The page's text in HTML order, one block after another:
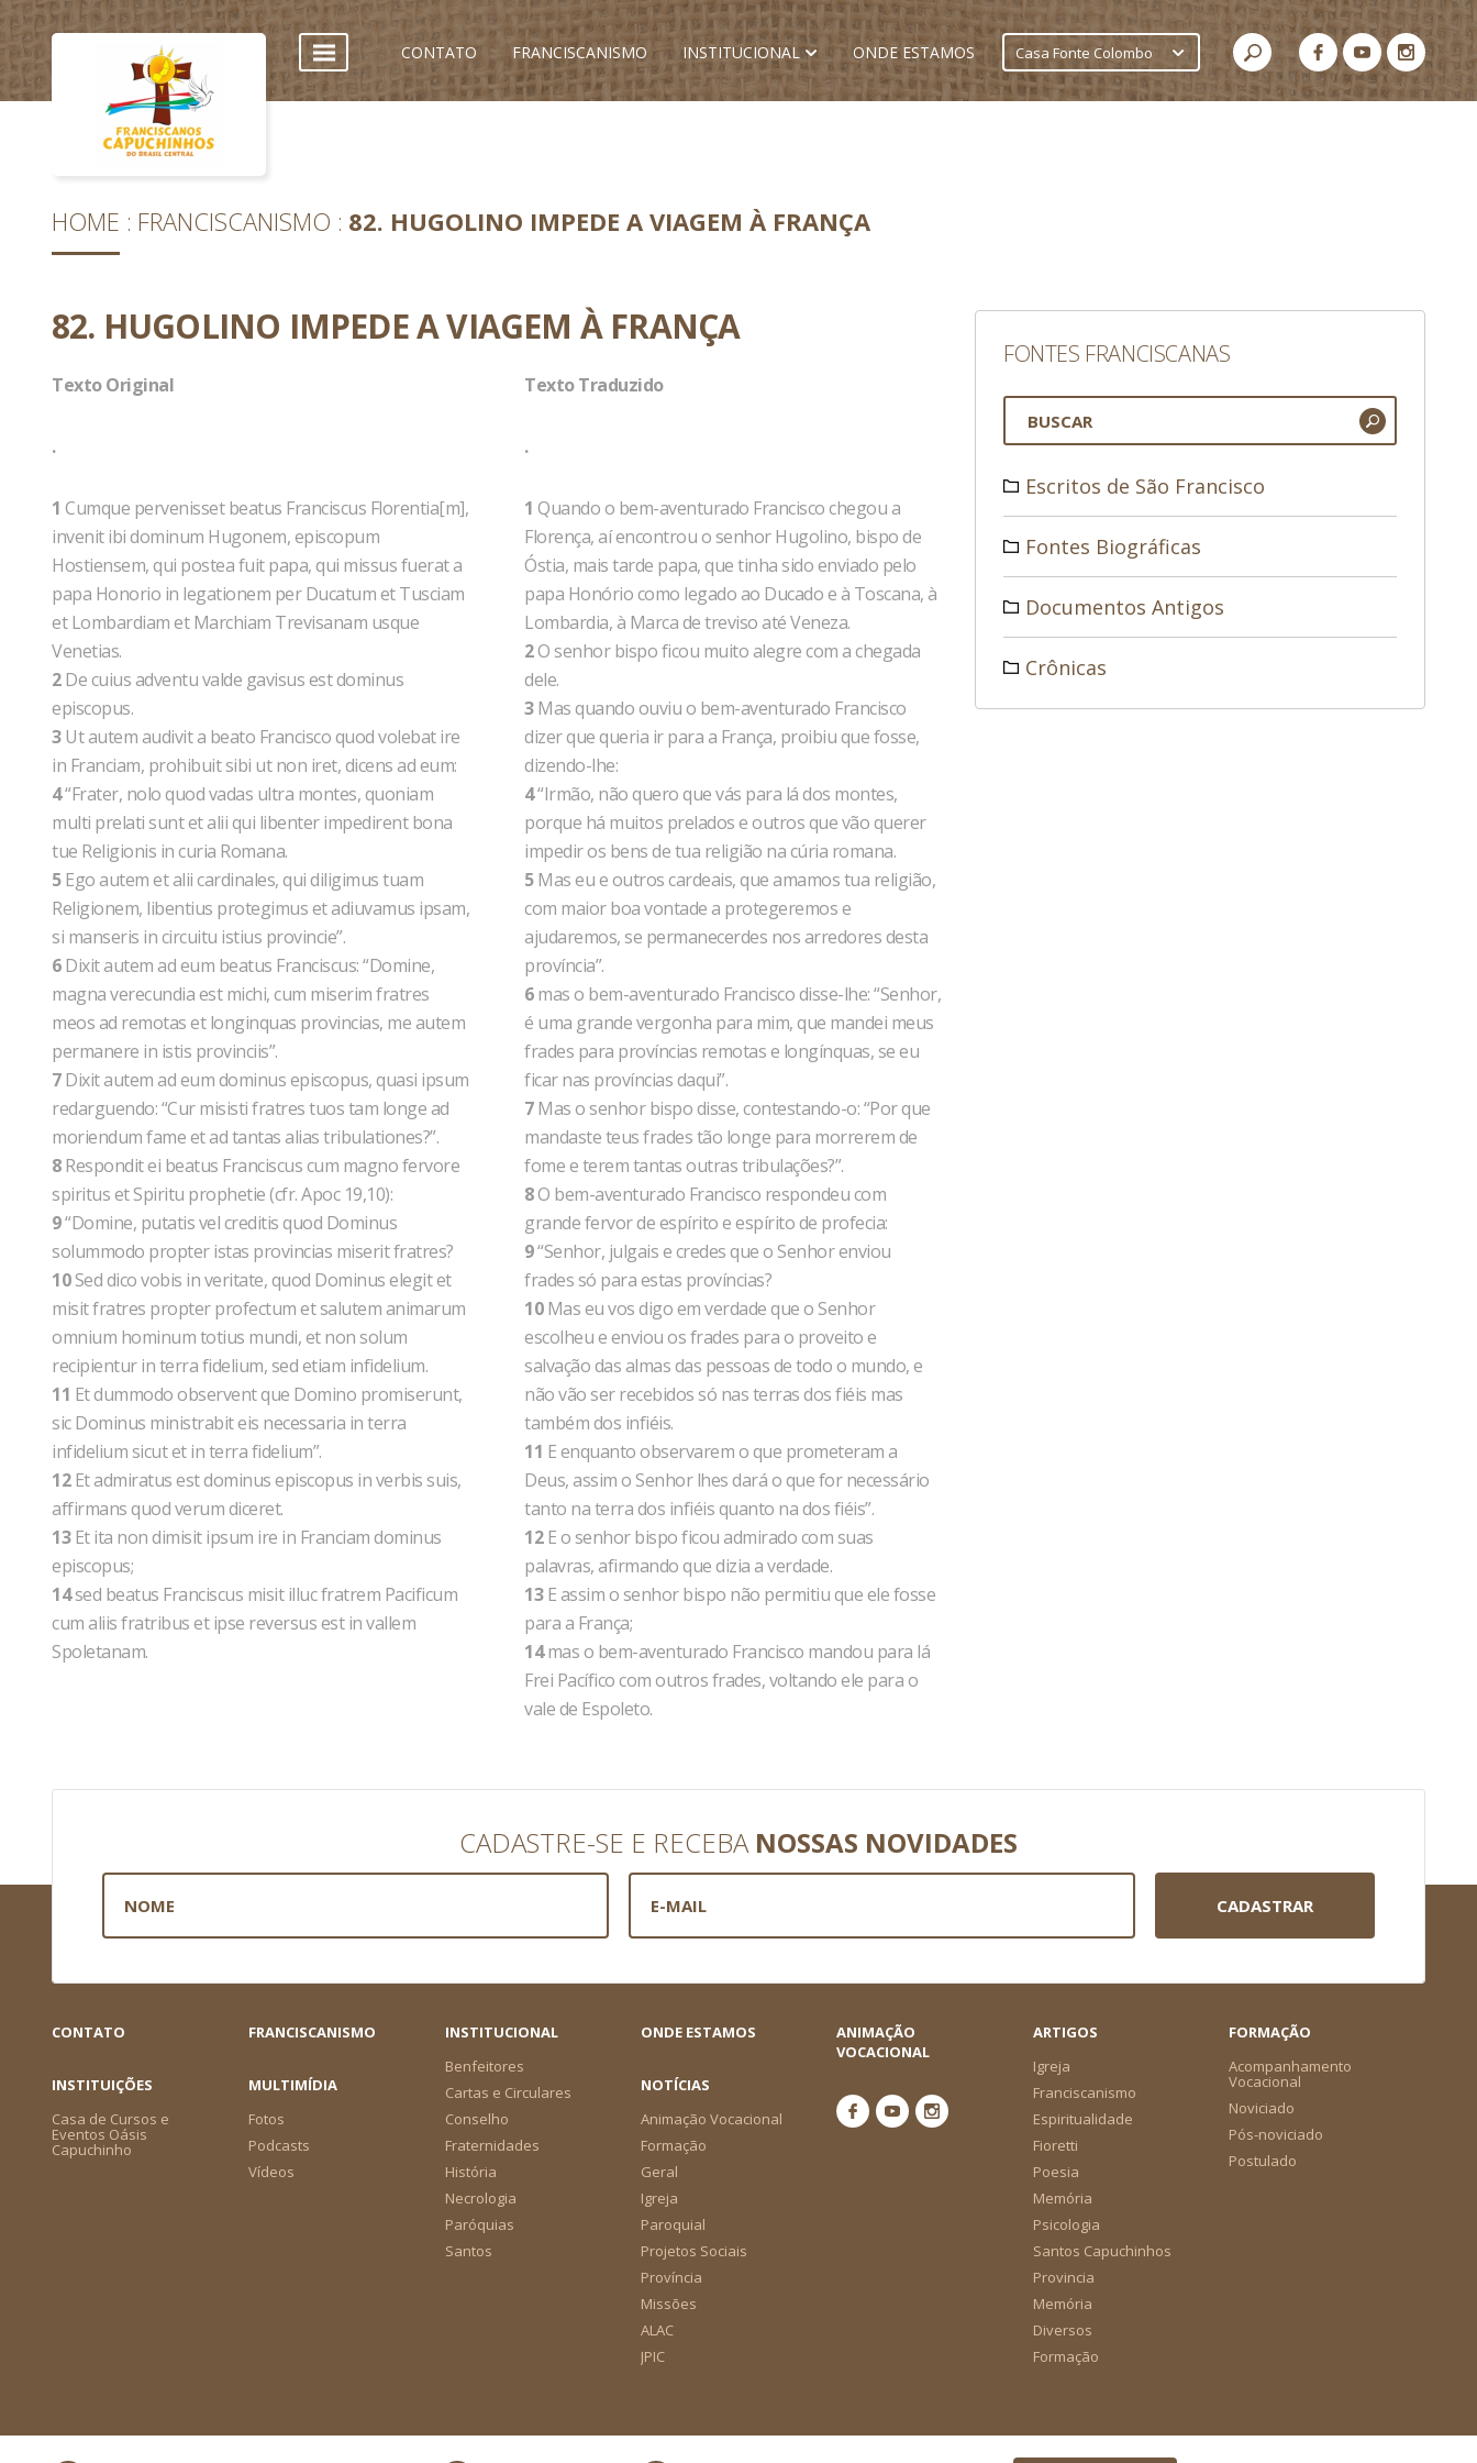
CONTATO FRANCISCANISMO INSTITUCIONAL ONDE ESTAMOS Casa Fonte Colombo
HOME FRANCISCANISMO 82. HUGOLINO IMPEDE A VIAGEM À FRANÇA
82. HUGOLINO IMPEDE A VIAGEM À FRANÇA
Texto Original
.
1 Cumque pervenisset beatus Franciscus Florentia[m],
invenit ibi dominum Hugonem, episcopum
Hostiensem, qui postea fuit papa, qui missus fuerat a
papa Honorio in legationem per Ducatum et Tusciam
et Lombardiam et Marchiam Trevisanam usque
Venetias.
2De cuius adventu valde gavisus est dominus
episcopus.
3Ut autem audivit a beato Francisco quod volebat ire
in Franciam, prohibuit sibi ut non iret, dicens ad eum:
4“Frater, nolo quod vadas ultra montes, quoniam
multi prelati sunt et alii qui libenter impedirent bona
tue Religionis in curia Romana.
5Ego autem et alii cardinales, qui diligimus tuam
Religionem, libentius protegimus et adiuvamus ipsam,
si manseris in circuitu istius provincie”.
6Dixit autem ad eum beatus Franciscus: “Domine,
magna verecundia est michi, cum miserim fratres
meos ad remotas et longinquas provincias, me autem
permanere in istis provinciis”.
7Dixit autem ad eum dominus episcopus, quasi ipsum
redarguendo: “Cur misisti fratres tuos tam longe ad
moriendum fame et ad tantas alias tribulationes?”.
8Respondit ei beatus Franciscus cum magno fervore
spiritus et Spiritu prophetie (cfr. Apoc 19,10):
9“Domine, putatis vel creditis quod Dominus
solummodo propter istas provincias miserit fratres?
10Sed dico vobis in veritate, quod Dominus elegit et
misit fratres propter profectum et salutem animarum
omnium hominum totius mundi, et non solum
recipientur in terra fidelium, sed etiam infidelium.
11 Et dummodo observent que Domino promiserunt,
sic Dominus ministrabit eis necessaria in terra
infidelium sicut et in terra fidelium”.
12Et admiratus est dominus episcopus in verbis suis,
affirmans quod verum diceret.
13Et ita non dimisit ipsum ire in Franciam dominus
episcopus;
14sed beatus Franciscus misit illuc fratrem Pacificum
cum aliis fratribus et ipse reversus est in vallem
Spoletanam.
Texto Traduzido
.
1 Quando o bem-aventurado Francisco chegou a
Florença, aí encontrou o senhor Hugolino, bispo de
Óstia, mais tarde papa, que tinha sido enviado pelo
papa Honório como legado ao Ducado e à Toscana, à
Lombardia, à Marca de treviso até Veneza.
2O senhor bispo ficou muito alegre com a chegada
dele.
3Mas quando ouviu o bem-aventurado Francisco
dizer que queria ir para a França, proibiu que fosse,
dizendo-lhe:
4“Irmão, não quero que vás para lá dos montes,
porque há muitos prelados e outros que vão querer
impedir os bens de tua religião na cúria romana.
5Mas eu e outros cardeais, que amamos tua religião,
com maior boa vontade a protegeremos e
ajudaremos, se permanecerdes nos arredores desta
província”.
6mas o bem-aventurado Francisco disse-lhe: “Senhor,
é uma grande vergonha para mim, que mandei meus
frades para províncias remotas e longínquas, se eu
ficar nas províncias daqui”.
7Mas o senhor bispo disse, contestando-o: “Por que
mandaste teus frades tão longe para morrerem de
fome e terem tantas outras tribulações?”.
8O bem-aventurado Francisco respondeu com
grande fervor de espírito e espírito de profecia:
9“Senhor, julgais e credes que o Senhor enviou
frades só para estas províncias?
10Mas eu vos digo em verdade que o Senhor
escolheu e enviou os frades para o proveito e
salvação das almas das pessoas de todo o mundo, e
não vão ser recebidos só nas terras dos fiéis mas
também dos infiéis.
11 E enquanto observarem o que prometeram a
Deus, assim o Senhor lhes dará o que for necessário
tanto na terra dos infiéis quanto na dos fiéis”.
12E o senhor bispo ficou admirado com suas
palavras, afirmando que dizia a verdade.
13E assim o senhor bispo não permitiu que ele fosse
para a França;
14mas o bem-aventurado Francisco mandou para lá
Frei Pacífico com outros frades, voltando ele para o
vale de Espoleto.
FONTES FRANCISCANAS
Escritos de São Francisco
Fontes Biográficas
Documentos Antigos
Crônicas
CADASTRE-SE E RECEBA NOSSAS NOVIDADES
CADASTRAR
CONTATO FRANCISCANISMO
INSTITUCIONAL
Benfeitores
Cartas e Circulares
Conselho
Fraternidades
História
Necrologia
Paróquias
Santos
ONDE ESTAMOS
ANIMAÇÃO
VOCACIONAL
ARTIGOS
Igreja
Franciscanismo
Espiritualidade
Fioretti
Poesia
Memória
Psicologia
Santos Capuchinhos
Provincia
Memória
Diversos
Formação
FORMAÇÃO
Acompanhamento
Vocacional
Noviciado
Pós-noviciado
Postulado
INSTITUIÇÕES
Casa de Cursos e
Eventos Oásis
Capuchinho
MULTIMÍDIA
Fotos
Podcasts
Vídeos
NOTÍCIAS
Animação Vocacional
Formação
Geral
Igreja
Paroquial
Projetos Sociais
Província
Missões
ALAC
JPIC